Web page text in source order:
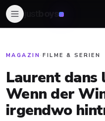
boys
MAGAZIN ·FILME & SERIEN
Laurent dans
Wenn der
irgendwo